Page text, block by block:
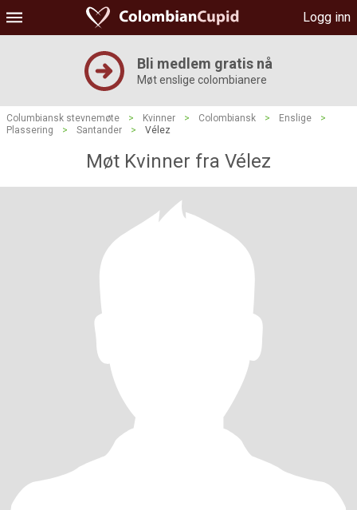
Logg inn
Bli medlem gratis nå
Møt enslige colombianere
Columbiansk stevnemøte > Kvinner > Colombiansk > Enslige
>
Plassering
> Santander > Vélez
Møt Kvinner fra Vélez